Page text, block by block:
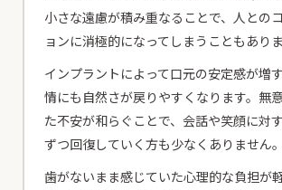
小さな遠慮が積み重なることで、人との
ョンに消極的になってしまうこともありま
インプラントによって口元の安定感が増
情にも自然さが戻りやすくなります。無
た不安が和らぐことで、会話や笑顔に対
ずつ回復していく方も少なくありません。
歯がないまま感じていた心理的な負担が